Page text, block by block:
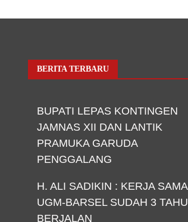
BERITA TERBARU
BUPATI LEPAS KONTINGEN
JAMNAS XII DAN LANTIK
PRAMUKA GARUDA
PENGGALANG
H. ALI SADIKIN : KERJA SAMA
UGM-BARSEL SUDAH 3
BERJALAN